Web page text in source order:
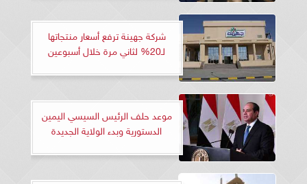
شركة جهينة ترفع أسعار منتجاتها
لـ20% لثاني مرة خلال أسبوعين
موعد حلف الرئيس السيسي اليمين
الدستورية وبدء الولاية الجديدة